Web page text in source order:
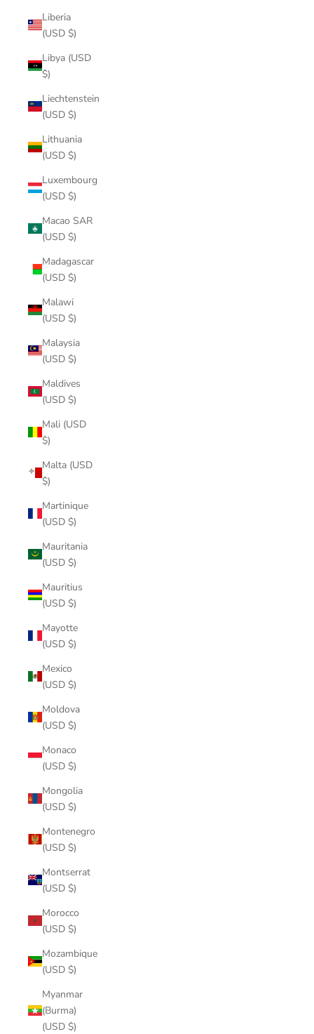
Liberia
(USD $)
Libya (USD
$)
Liechtenstein
(USD $)
Lithuania
(USD $)
Luxembourg
(USD $)
Macao SAR
(USD $)
Madagascar
(USD $)
Malawi
(USD $)
Malaysia
(USD $)
Maldives
(USD $)
Mali (USD
$)
Malta (USD
$)
Martinique
(USD $)
Mauritania
(USD $)
Mauritius
(USD $)
Mayotte
(USD $)
Mexico
(USD $)
Moldova
(USD $)
Monaco
(USD $)
Mongolia
(USD $)
Montenegro
(USD $)
Montserrat
(USD $)
Morocco
(USD $)
Mozambique
(USD $)
Myanmar
(Burma)
(USD $)